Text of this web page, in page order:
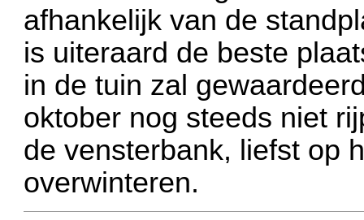
afhankelijk van de
is uiteraard de beste
in de tuin zal
oktober nog steeds niet
de vensterbank, liefst op
overwinteren.